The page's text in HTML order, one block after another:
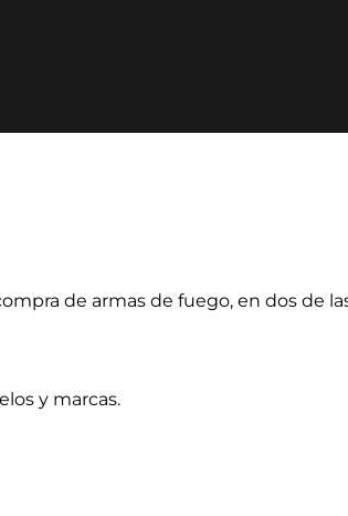
de armas de fuego, en dos de
y marcas.